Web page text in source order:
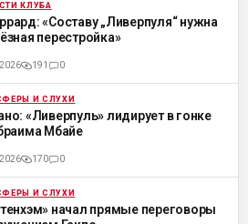
КЛУБА
«Составу „Ливерпуля“ нужна
перестройка»
191 0
И СЛУХИ
«Ливерпуль» лидирует в гонке
Мбайе
170 0
И СЛУХИ
начал прямые переговоры